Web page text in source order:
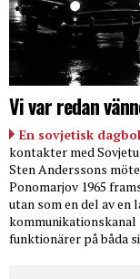
Vi var redan
En sovjetisk
kontakter med
Sten Anderssons
Ponomarjov 1965
utan som en del av
kommunikationskanal
funktionärer på båda